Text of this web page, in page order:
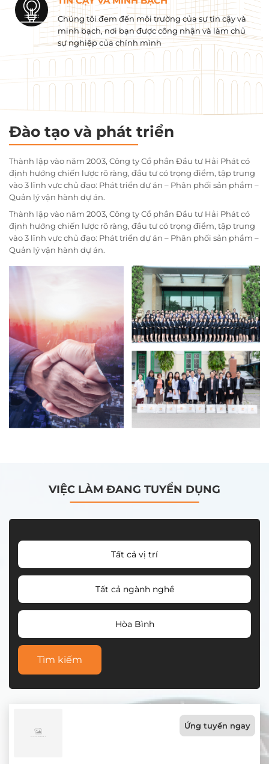
Chúng tôi đem đến môi trường của sự tin cậy và
minh bạch, nơi bạn được công nhận và làm chủ
sự nghiệp của chính mình
Đào tạo và phát triển
Thành lập vào năm 2003, Công ty Cổ phần Đầu tư Hải Phát có
định hướng chiến lược rõ ràng, đầu tư có trọng điểm, tập trung
vào 3 lĩnh vực chủ đạo: Phát triển dự án – Phân phối sản phẩm –
Quản lý vận hành dự án.
Thành lập vào năm 2003, Công ty Cổ phần Đầu tư Hải Phát có
định hướng chiến lược rõ ràng, đầu tư có trọng điểm, tập trung
vào 3 lĩnh vực chủ đạo: Phát triển dự án – Phân phối sản phẩm –
Quản lý vận hành dự án.
VIỆC LÀM ĐANG TUYỂN DỤNG
Tất cả vị trí
Tất cả ngành nghề
Hòa Bình
Tìm kiếm
Ứng tuyển ngay